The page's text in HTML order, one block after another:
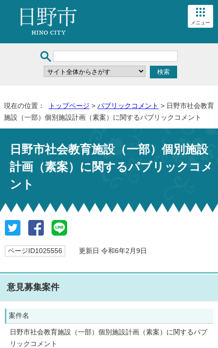
メニュー
現在の位置： トップページ > パブリックコメント > 日野市社会教育
施設（一部）個別施設計画（素案）に関するパブリックコメント
日野市社会教育施設（一部）個別施設
計画（素案）に関するパブリックコメ
ント
ページID1025556 更新日 令和6年2月9日
意見募集案件
案件名
日野市社会教育施設（一部）個別施設計画（素案）に関するパブ
リックコメント